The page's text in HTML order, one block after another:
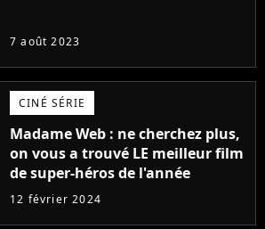
7 août 2023
CINÉ SÉRIE
Madame Web : ne cherchez plus,
on vous a trouvé LE meilleur film
de super-héros de l'année
12 février 2024